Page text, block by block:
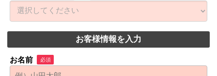
お客様情報を入力
お名前 必須